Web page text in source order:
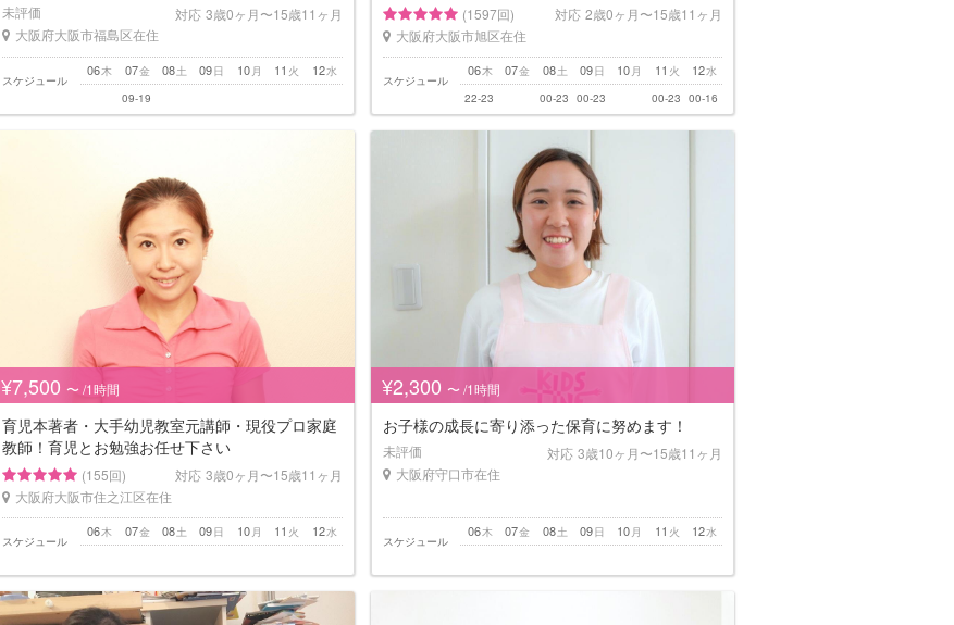
未評価 対応 3歳0ヶ月〜15歳11ヶ月
大阪府大阪市福島区在住
スケジュール
木
06 金
07 土
08 日
09 月
10 火
11 水
12
09-19
(1597回) 対応 2歳0ヶ月〜15歳11ヶ月
大阪府大阪市旭区在住
スケジュール
木
06 金
07 土
08 日
09 月
10 火
11 水
12
22-23 00-23 00-23 00-23 00-16
¥7,500 〜 /1時間
育児本著者・大手幼児教室元講師・現役プロ家庭
教師！育児とお勉強お任せ下さい
(155回) 対応 3歳0ヶ月〜15歳11ヶ月
大阪府大阪市住之江区在住
スケジュール
木
06 金
07 土
08 日
09 月
10 火
11 水
12
¥2,300 〜 /1時間
お子様の成長に寄り添った保育に努めます！
未評価 対応 3歳10ヶ月〜15歳11ヶ月
大阪府守口市在住
スケジュール
木
06 金
07 土
08 日
09 月
10 火
11 水
12